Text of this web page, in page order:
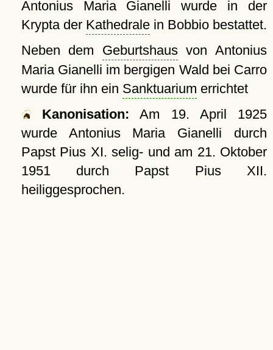
Antonius Maria Gianelli wurde in der
Krypta der Kathedralein Bobbio bestattet.
Neben dem Geburtshausvon Antonius
Maria Gianelli im bergigen Wald bei Carro
wurde für ihn ein Sanktuarium errichtet
Kanonisation: Am 19. April 1925
wurde Antonius Maria Gianelli durch
Papst Pius XI. selig- und am 21. Oktober
1951durch Papst Pius XII.
heiliggesprochen.